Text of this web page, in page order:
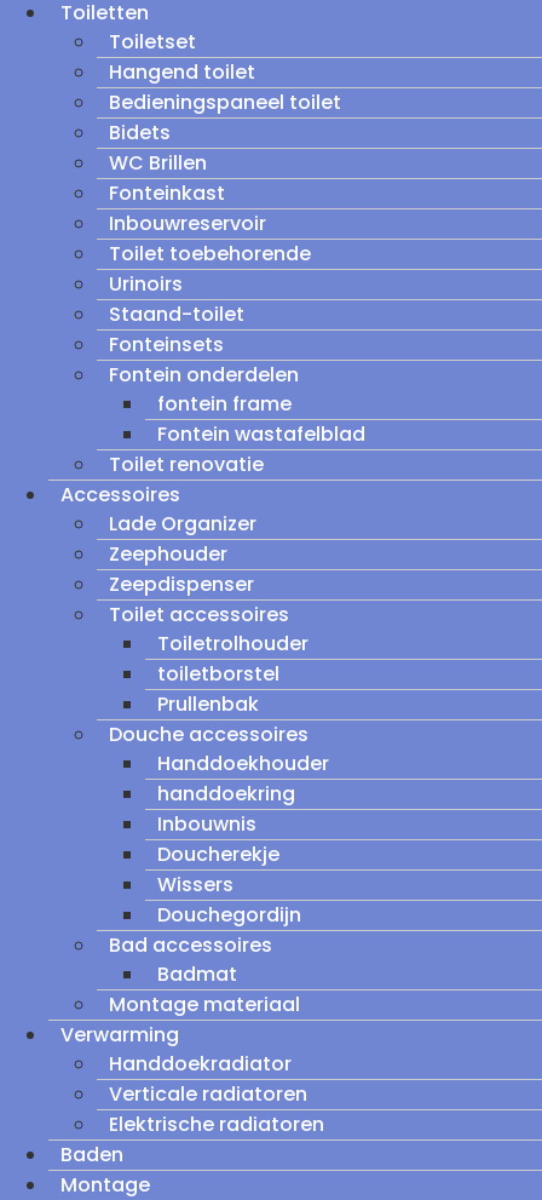
Toiletten
Toiletset
Hangend toilet
Bedieningspaneel toilet
Bidets
WC Brillen
Fonteinkast
Inbouwreservoir
Toilet toebehorende
Urinoirs
Staand-toilet
Fonteinsets
Fontein onderdelen
fontein frame
Fontein wastafelblad
Toilet renovatie
Accessoires
Lade Organizer
Zeephouder
Zeepdispenser
Toilet accessoires
Toiletrolhouder
toiletborstel
Prullenbak
Douche accessoires
Handdoekhouder
handdoekring
Inbouwnis
Doucherekje
Wissers
Douchegordijn
Bad accessoires
Badmat
Montage materiaal
Verwarming
Handdoekradiator
Verticale radiatoren
Elektrische radiatoren
Baden
Montage